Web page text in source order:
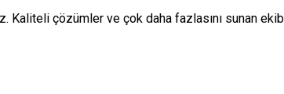
çözümler ve çok daha fazlasını sunan